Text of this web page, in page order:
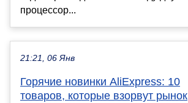
процессор...
21:21, 06 Янв
Горячие новинки AliExpress: 10
товаров, которые взорвут рынок